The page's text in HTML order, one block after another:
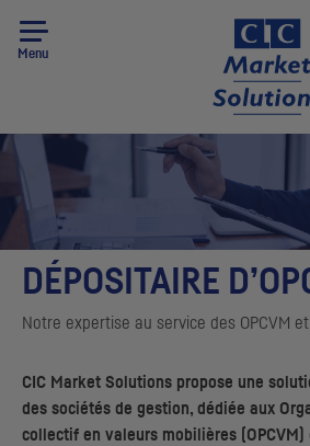
Menu
DÉPOSITAIRE D’
Notre expertise au service des OPCVM
CIC Market Solutions propose une
des sociétés de gestion, dédiée aux
collectif en valeurs mobilières ( OPCVM